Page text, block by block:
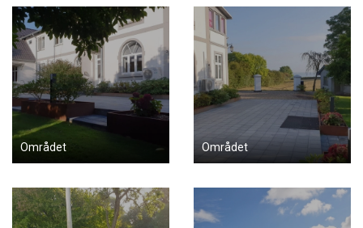
Området Området